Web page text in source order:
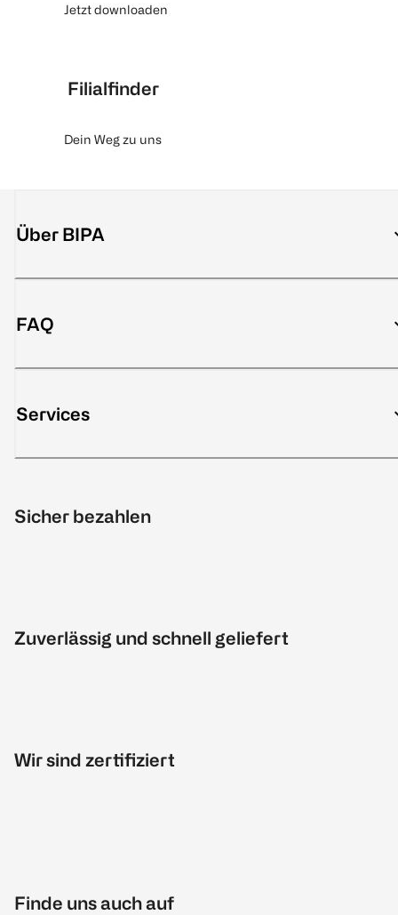
Jetzt downloaden
Filialfinder
Dein Weg zu uns
Über BIPA
FAQ
Services
Sicher bezahlen
Zuverlässig und schnell geliefert
Wir sind zertifiziert
Finde uns auch auf